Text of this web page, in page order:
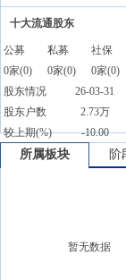
十大流通股东
公募 私募 社保
0家(0) 0家(0) 0家(0)
股东情况
26-03-31
股东户数
2.73万
较上期(%)
-10.00
所属板块 阶
暂无数据